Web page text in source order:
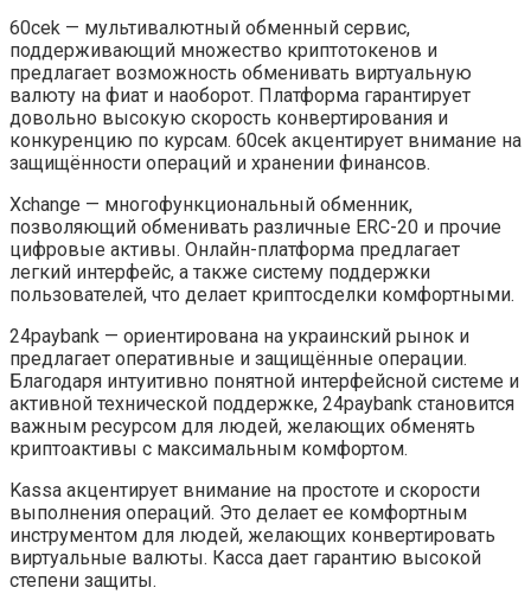
60cek — мультивалютный обменный сервис,
поддерживающий множество криптотокенов и
предлагает возможность обменивать виртуальную
валюту на фиат и наоборот. Платформа гарантирует
довольно высокую скорость конвертирования и
конкуренцию по курсам. 60cek акцентирует внимание на
защищённости операций и хранении финансов.
Xchange — многофункциональный обменник,
позволяющий обменивать различные ERC-20 и прочие
цифровые активы. Онлайн-платформа предлагает
легкий интерфейс, а также систему поддержки
пользователей, что делает криптосделки комфортными.
24paybank — ориентирована на украинский рынок и
предлагает оперативные и защищённые операции.
Благодаря интуитивно понятной интерфейсной системе и
активной технической поддержке, 24paybank становится
важным ресурсом для людей, желающих обменять
криптоактивы с максимальным комфортом.
Kassa акцентирует внимание на простоте и скорости
выполнения операций. Это делает ее комфортным
инструментом для людей, желающих конвертировать
виртуальные валюты. Касса дает гарантию высокой
степени защиты.